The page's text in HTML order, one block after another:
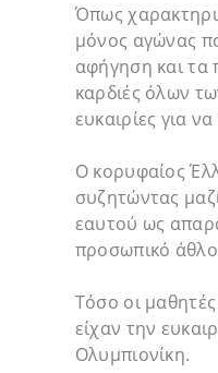
Όπως
μόνος αγώνας
αφήγηση και τα
καρδιές όλων
ευκαιρίες για
Ο κορυφαίος
συζητώντας
εαυτού ως
προσωπικό
Τόσο οι
είχαν την
Ολυμπιονίκη.